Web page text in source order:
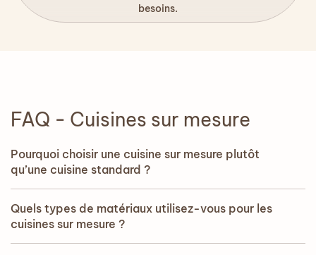
besoins.
FAQ - Cuisines sur mesure
Pourquoi choisir une cuisine sur mesure plutôt
qu’une cuisine standard ?
Quels types de matériaux utilisez-vous pour les
cuisines sur mesure ?